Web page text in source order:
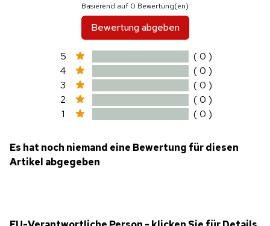
Basierend auf 0 Bewertung(en)
Bewertung abgeben
5
( 0 )
4
( 0 )
3
( 0 )
2
( 0 )
1
( 0 )
Es hat noch niemand eine Bewertung für diesen
Artikel abgegeben